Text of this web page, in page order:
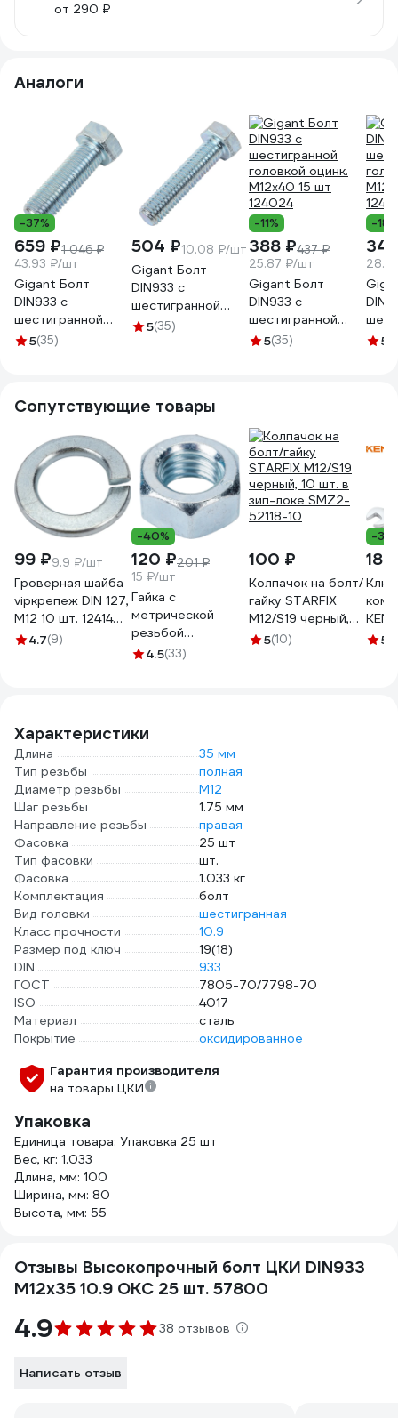
от 290 ₽
Аналоги
-37%
659 ₽1 046 ₽
43.93 ₽/шт
Gigant Болт
DIN933 с
шестигранной
головкой оцинк.
5(35)
504 ₽10.08 ₽/шт
Gigant Болт
DIN933 с
шестигранной
головкой оцинк.
5(35)
-11%
388 ₽437 ₽
25.87 ₽/шт
Gigant Болт
DIN933 с
шестигранной
головкой оцинк.
5(35)
-18%
5
Сопутствующие товары
99 ₽9.9 ₽/шт
Гроверная шайба
vipкрепеж DIN 127,
М12 10 шт. 12414
VIP4.7(9)
-40%
120 ₽201 ₽
15 ₽/шт
Гайка с
метрической
резьбой
FastenPro DIN 934
4.5(33)
100 ₽
Колпачок на болт/
гайку STARFIX
М12/S19 черный,
10 шт. в зип-локе
5(10)
-
Ключ
5
Характеристики
Длина
35 мм
Тип резьбы
полная
Диаметр резьбы
М12
Шаг резьбы
1.75 мм
Направление резьбы
правая
Фасовка
25 шт
Тип фасовки
шт.
Фасовка
1.033 кг
Комплектация
болт
Вид головки
шестигранная
Класс прочности
10.9
Размер под ключ
19(18)
DIN
933
ГОСТ
7805-70/7798-70
ISO
4017
Материал
сталь
Покрытие
оксидированное
Гарантия производителя
на товары ЦКИ
Упаковка
Единица товара: Упаковка 25 шт
Вес, кг: 1.033
Длина, мм: 100
Ширина, мм: 80
Высота, мм: 55
Отзывы Высокопрочный болт ЦКИ DIN933
М12х35 10.9 ОКС 25 шт. 57800
4.9 38 отзывов
Написать отзыв